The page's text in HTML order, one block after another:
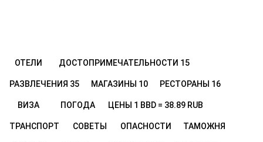
ОТЕЛИ ДОСТОПРИМЕЧАТЕЛЬНОСТИ 15
РАЗВЛЕЧЕНИЯ 35 МАГАЗИНЫ 10 РЕСТОРАНЫ 16
ВИЗА ПОГОДА ЦЕНЫ 1 BBD = 38.89 RUB
ТРАНСПОРТ СОВЕТЫ ОПАСНОСТИ ТАМОЖНЯ